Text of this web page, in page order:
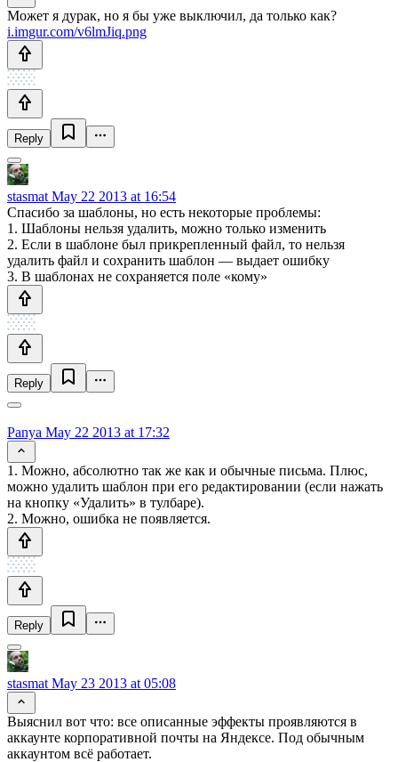
Может я дурак, но я бы уже выключил, да только как?
i.imgur.com/v6lmJiq.png
Reply
stasmat May 22 2013 at 16:54
Спасибо за шаблоны, но есть некоторые проблемы:
1. Шаблоны нельзя удалить, можно только изменить
2. Если в шаблоне был прикрепленный файл, то нельзя
удалить файл и сохранить шаблон — выдает ошибку
3. В шаблонах не сохраняется поле «кому»
Reply
Panya May 22 2013 at 17:32
1. Можно, абсолютно так же как и обычные письма. Плюс,
можно удалить шаблон при его редактировании (если нажать
на кнопку «Удалить» в тулбаре).
2. Можно, ошибка не появляется.
Reply
stasmat May 23 2013 at 05:08
Выяснил вот что: все описанные эффекты проявляются в
аккаунте корпоративной почты на Яндексе. Под обычным
аккаунтом всё работает.